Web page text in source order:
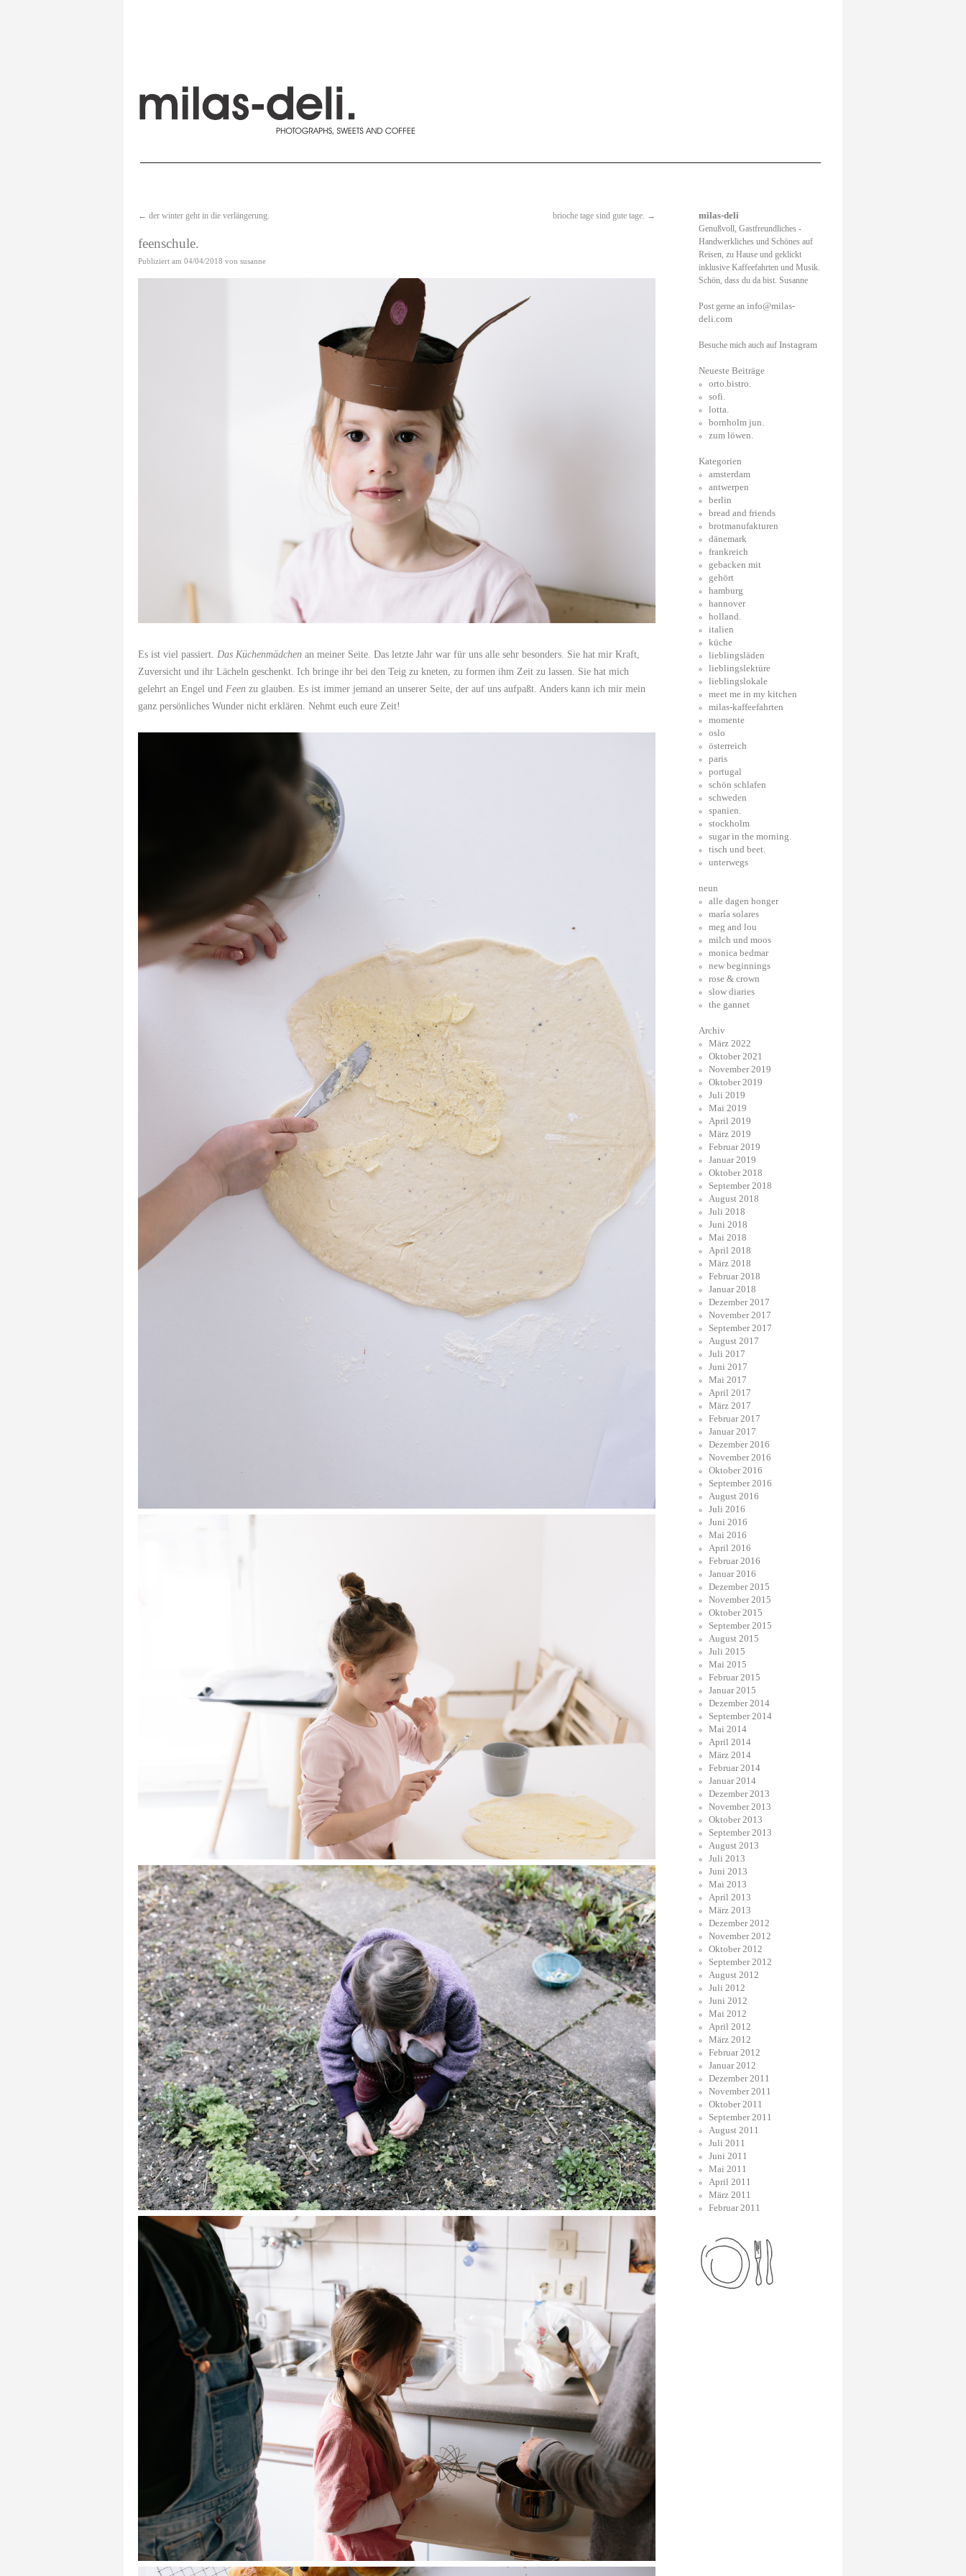
← der winter geht in die verlängerung. brioche tage sind gute tage. →
feenschule.
Publiziert am 04/04/2018 von susanne
Es ist viel passiert. Das Küchenmädchen an meiner Seite. Das letzte Jahr war für uns alle sehr besonders. Sie hat mir Kraft,
Zuversicht und ihr Lächeln geschenkt. Ich bringe ihr bei den Teig zu kneten, zu formen ihm Zeit zu lassen. Sie hat mich
gelehrt an Engel und Feen zu glauben. Es ist immer jemand an unserer Seite, der auf uns aufpaßt. Anders kann ich mir mein
ganz persönliches Wunder nicht erklären. Nehmt euch eure Zeit!
milas-deli
Genußvoll, Gastfreundliches -
Handwerkliches und Schönes auf
Reisen, zu Hause und geklickt
inklusive Kaffeefahrten und Musik.
Schön, dass du da bist. Susanne
Post gerne an info@milas-
deli.com
Besuche mich auch auf Instagram
Neueste Beiträge
orto.bistro.
sofi.
lotta.
bornholm jun.
zum löwen.
Kategorien
amsterdam
antwerpen
berlin
bread and friends
brotmanufakturen
dänemark
frankreich
gebacken mit
gehört
hamburg
hannover
holland.
italien
küche
lieblingsläden
lieblingslektüre
lieblingslokale
meet me in my kitchen
milas-kaffeefahrten
momente
oslo
österreich
paris
portugal
schön schlafen
schweden
spanien.
stockholm
sugar in the morning.
tisch und beet.
unterwegs
neun
alle dagen honger
maría solares
meg and lou
milch und moos
monica bedmar
new beginnings
rose & crown
slow diaries
the gannet
Archiv
März 2022
Oktober 2021
November 2019
Oktober 2019
Juli 2019
Mai 2019
April 2019
März 2019
Februar 2019
Januar 2019
Oktober 2018
September 2018
August 2018
Juli 2018
Juni 2018
Mai 2018
April 2018
März 2018
Februar 2018
Januar 2018
Dezember 2017
November 2017
September 2017
August 2017
Juli 2017
Juni 2017
Mai 2017
April 2017
März 2017
Februar 2017
Januar 2017
Dezember 2016
November 2016
Oktober 2016
September 2016
August 2016
Juli 2016
Juni 2016
Mai 2016
April 2016
Februar 2016
Januar 2016
Dezember 2015
November 2015
Oktober 2015
September 2015
August 2015
Juli 2015
Mai 2015
Februar 2015
Januar 2015
Dezember 2014
September 2014
Mai 2014
April 2014
März 2014
Februar 2014
Januar 2014
Dezember 2013
November 2013
Oktober 2013
September 2013
August 2013
Juli 2013
Juni 2013
Mai 2013
April 2013
März 2013
Dezember 2012
November 2012
Oktober 2012
September 2012
August 2012
Juli 2012
Juni 2012
Mai 2012
April 2012
März 2012
Februar 2012
Januar 2012
Dezember 2011
November 2011
Oktober 2011
September 2011
August 2011
Juli 2011
Juni 2011
Mai 2011
April 2011
März 2011
Februar 2011